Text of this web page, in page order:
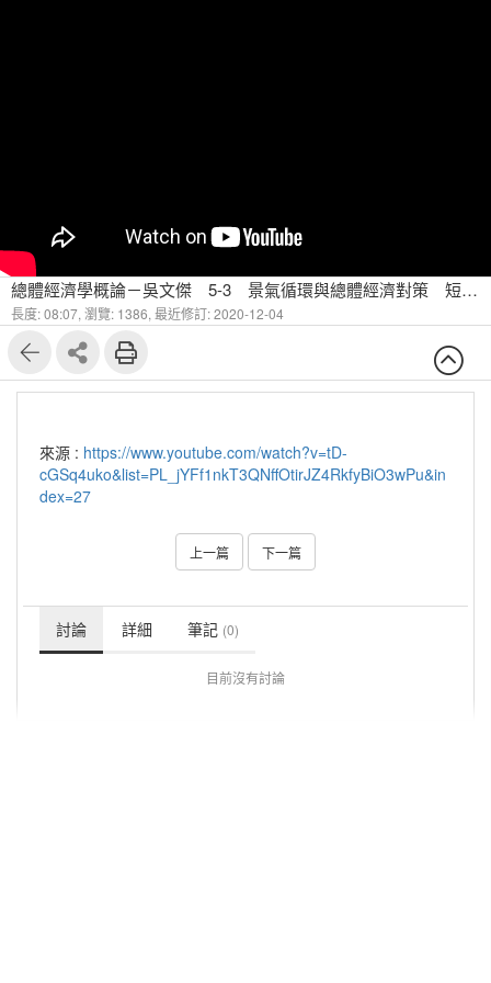
總體經濟學概論－吳文傑 5-3 景氣循環與總體經濟對策 短期經濟波動的導因
長度: 08:07, 瀏覽: 1386, 最近修訂: 2020-12-04
來源 : https://www.youtube.com/watch?v=tD-
cGSq4uko&list=PL_jYFf1nkT3QNffOtirJZ4RkfyBiO3wPu&in
dex=27
上一篇 下一篇
討論 詳細 筆記 (0)
目前沒有討論